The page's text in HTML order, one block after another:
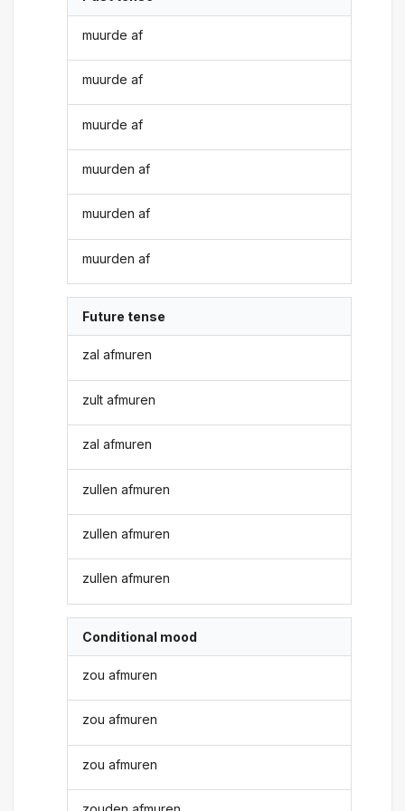
muurde af
muurde af
muurde af
muurden af
muurden af
muurden af
Future tense
zal afmuren
zult afmuren
zal afmuren
zullen afmuren
zullen afmuren
zullen afmuren
Conditional mood
zou afmuren
zou afmuren
zou afmuren